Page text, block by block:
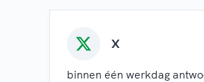
X
binnen één werkdag